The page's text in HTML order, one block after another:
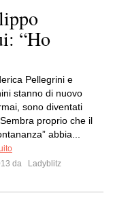
“Ho
Pellegrini e
stanno di nuovo
sono diventati
proprio che il
abbia...
da
Ladyblitz